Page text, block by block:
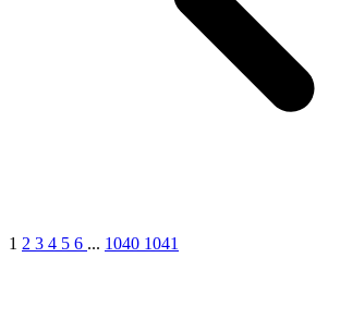
1 2 3 4 5 6 ... 1040 1041